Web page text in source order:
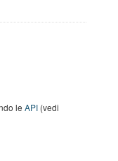
le API (vedi